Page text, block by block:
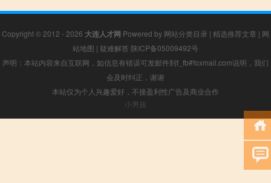
Copyright © 2012 - 2026 大连人才网 Powered by 网站分类目录 | 精选推荐文章 | 网
站地图 | 疑难解答 陕ICP备05009492号
声明：本站内容来自互联网，如信息有错误可发邮件到f_fb#foxmail.com说明，我们
会及时纠正，谢谢
本站仅为个人兴趣爱好，不接盈利性广告及商业合作
小男孩